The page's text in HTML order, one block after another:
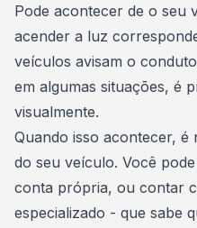
Pode acontecer de o seu
acender a luz
veículos avisam o
em algumas situações, é
visualmente.
Quando isso acontecer, é
do seu veículo. Você
conta própria, ou contar
especializado - que sabe